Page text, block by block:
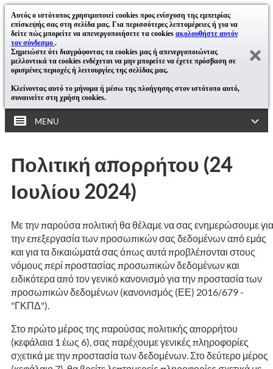
Αυτός ο ιστότοπος χρησιμοποιεί cookies προς ενίσχυση της εμπειρίας
επίσκεψής σας στη σελίδα μας. Για περισσότερες λεπτομέρειες ή για να
δείτε πώς μπορείτε να απενεργοποιήσετε τα cookies ακολουθήστε αυτόν
τον σύνδεσμο .
Σημειώστε ότι διαγράφοντας τα cookies μας ή απενεργοποιώντας
μελλοντικά τα cookies ενδέχεται να μην μπορείτε να έχετε πρόσβαση σε
ορισμένες περιοχές ή λειτουργίες της σελίδας μας.
Κλείνοντας αυτό το μήνυμα ή μέσω της πλοήγησης στον ιστότοπο αυτό,
συναινείτε στη χρήση cookies.
MENU
Πολιτική απορρήτου (24
Ιουλίου 2024)
Με την παρούσα πολιτική θα θέλαμε να σας ενημερώσουμε για
την επεξεργασία των προσωπικών σας δεδομένων από εμάς
και για τα δικαιώματά σας όπως αυτά προβλέπονται στους
νόμους περί προστασίας προσωπικών δεδομένων και
ειδικότερα από τον γενικό κανονισμό για την προστασία των
προσωπικών δεδομένων (κανονισμός (ΕΕ) 2016/679 -
"ΓΚΠΔ").
Στο πρώτο μέρος της παρούσας πολιτικής απορρήτου
(κεφάλαια 1 έως 6), σας παρέχουμε γενικές πληροφορίες
σχετικά με την προστασία των δεδομένων. Στο δεύτερο μέρος